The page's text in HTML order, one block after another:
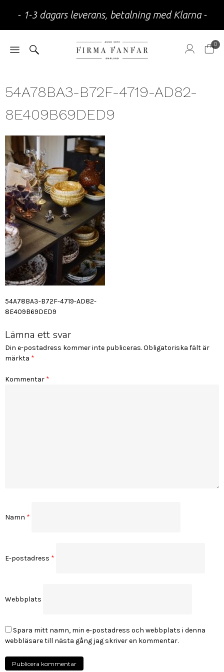
- 1-3 dagars leverans, betalning med Klarna -
0
54A78BA3-B72F-4719-AD82-
8E409B69DED9
Inläggsnavigering
54A78BA3-B72F-4719-AD82-
8E409B69DED9
Lämna ett svar
Din e-postadress kommer inte publiceras.Obligatoriska fält är
märkta *
Kommentar *
Namn *
E-postadress *
Webbplats
Spara mitt namn, min e-postadress och webbplats i denna
webbläsare till nästa gång jag skriver en kommentar.